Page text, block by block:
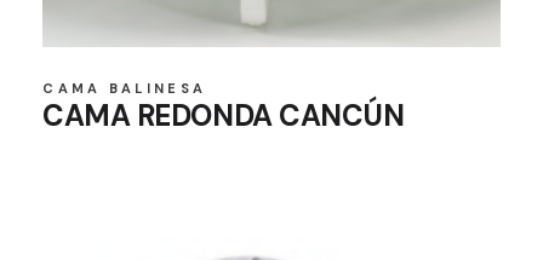
CAMA BALINESA
CAMA REDONDA CANCÚN